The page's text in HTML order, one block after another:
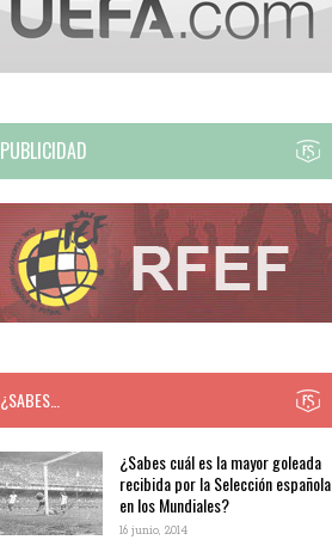
PUBLICIDAD
¿SABES…
​​¿Sabes cuál es la mayor goleada
recibida por la Selección española
en los Mundiales?
16 junio, 2014